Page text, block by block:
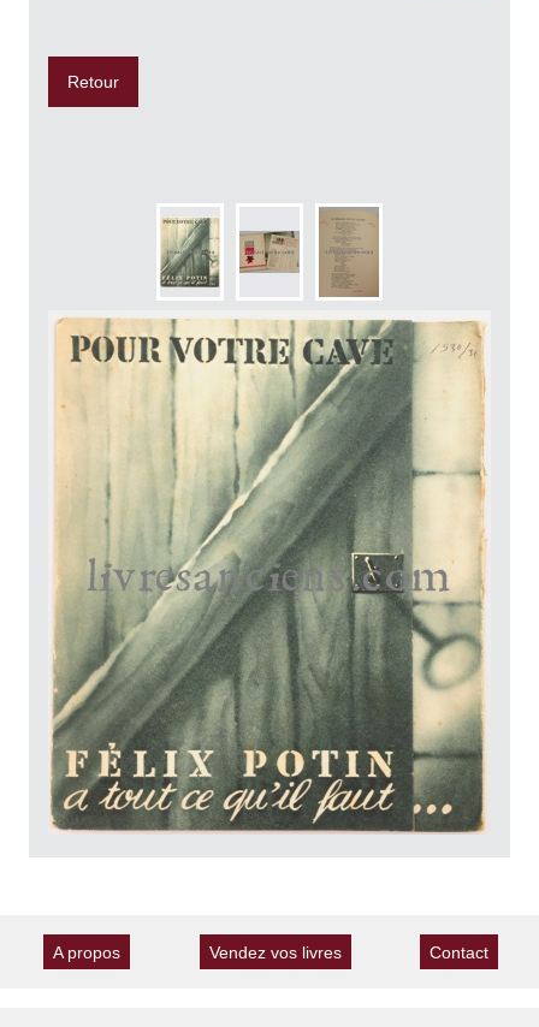
Retour
A propos Vendez vos livres Contact